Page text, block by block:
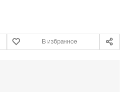
В избранное